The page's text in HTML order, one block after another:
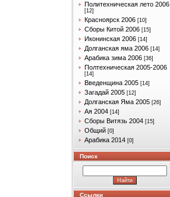
Политехническая лето 2006
[12]
Красноярск 2006 [10]
Сборы Китой 2006 [15]
Иконинская 2006 [14]
Долганская яма 2006 [14]
Арабика зима 2006 [36]
Полтехническая 2005-2006
[14]
Введенщина 2005 [14]
Загадай 2005 [12]
Долганская Яма 2005 [26]
Ая 2004 [14]
Сборы Витязь 2004 [15]
Общий [0]
Арабика 2014 [0]
Поиск
Ссылки